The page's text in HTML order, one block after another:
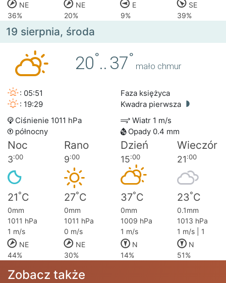
NE
NE E
SE
36%
20% 9% 39%
19 sierpnia, środa
20°.. 37°
mało chmur
: 05:51
: 19:29
Faza księżyca
Kwadra pierwsza
Ciśnienie 1011 hPa
Wiatr 1 m/s
północny
Opady 0.4 mm
Noc Rano Dzień Wieczór
3:00 9:00 15:00 21:00
21°C 27°C 37°C 23°C
0mm 0mm 0mm
0.1mm
1011 hPa
1011 hPa 1009 hPa
1013 hPa
1 m/s
0 m/s 1 m/s
1 m/s | 1
NE
NE N
N
44%
30% 14% 51%
Zobacz także